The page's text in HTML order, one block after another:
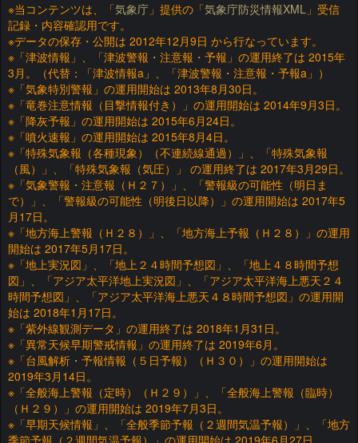
※当コンテンツは、「気象庁 」提供の「気象庁防災情報XML 」受信
記録・内容確認用です。
※データの保存・公開は 2012年12月9日 から行なっています。
※「津波情報」、「津波警報・注意報・予報」の運用終了は 2015年
3月。（代替：「津波情報a」、「津波警報・注意報・予報a」）
※「気象特別警報」の運用開始は 2013年8月30日。
※「竜巻注意情報（目撃情報付き）」の運用開始は 2014年9月3日。
※「降灰予報」の運用開始は 2015年6月24日。
※「噴火速報」の運用開始は 2015年8月4日。
※「特殊気象報（各種現象）（不連続線通過）」、「特殊気象報
（風）」、「特殊気象報（気圧）」 の運用終了は 2017年3月29日。
※「気象警報・注意報（Ｈ２７）」、「警報級の可能性（明日ま
で）」、「警報級の可能性（明後日以降）」の運用開始は 2017年5
月17日。
※「地方海上警報（Ｈ２８）」、「地方海上予報（Ｈ２８）」の運用
開始は 2017年5月17日。
※「地上実況図」、「地上２４時間予想図」、「地上４８時間予想
図」、「アジア太平洋地上実況図」、「アジア太平洋海上悪天２４
時間予想図」、「アジア太平洋海上悪天４８時間予想図」の運用開
始は 2018年1月17日。
※「紫外線観測データ」の運用終了は 2018年1月31日。
※「異常天候早期警戒情報」の運用終了は 2019年6月。
※「台風解析・予報情報（５日予報）（Ｈ３０）」の運用開始は
2019年3月14日。
※「全般海上警報（定時）（Ｈ２９）」、「全般海上警報（臨時）
（Ｈ２９）」の運用開始は 2019年7月3日。
※「早期天候情報」、「全般季節予報（２週間気温予報）」、「地方
季節予報（２週間気温予報）」の運用開始は 2019年6月27日。